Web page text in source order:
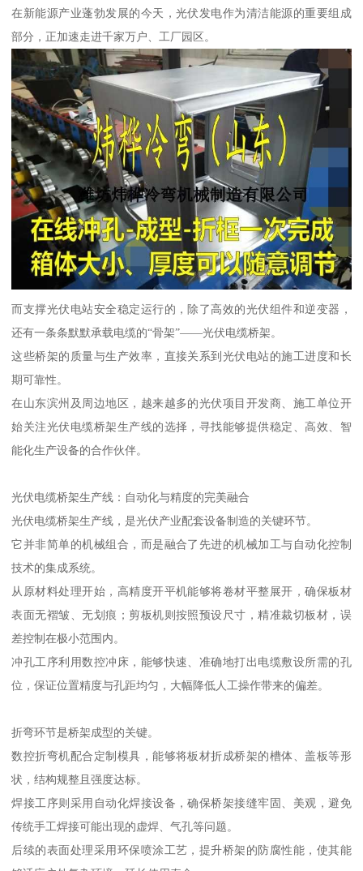
在新能源产业蓬勃发展的今天，光伏发电作为清洁能源的重要组成
部分，正加速走进千家万户、工厂园区。
而支撑光伏电站安全稳定运行的，除了高效的光伏组件和逆变器，
还有一条条默默承载电缆的“骨架”——光伏电缆桥架。
这些桥架的质量与生产效率，直接关系到光伏电站的施工进度和长
期可靠性。
在山东滨州及周边地区，越来越多的光伏项目开发商、施工单位开
始关注光伏电缆桥架生产线的选择，寻找能够提供稳定、高效、智
能化生产设备的合作伙伴。
光伏电缆桥架生产线：自动化与精度的完美融合
光伏电缆桥架生产线，是光伏产业配套设备制造的关键环节。
它并非简单的机械组合，而是融合了先进的机械加工与自动化控制
技术的集成系统。
从原材料处理开始，高精度开平机能够将卷材平整展开，确保板材
表面无褶皱、无划痕；剪板机则按照预设尺寸，精准裁切板材，误
差控制在极小范围内。
冲孔工序利用数控冲床，能够快速、准确地打出电缆敷设所需的孔
位，保证位置精度与孔距均匀，大幅降低人工操作带来的偏差。
折弯环节是桥架成型的关键。
数控折弯机配合定制模具，能够将板材折成桥架的槽体、盖板等形
状，结构规整且强度达标。
焊接工序则采用自动化焊接设备，确保桥架接缝牢固、美观，避免
传统手工焊接可能出现的虚焊、气孔等问题。
后续的表面处理采用环保喷涂工艺，提升桥架的防腐性能，使其能